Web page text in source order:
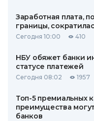
Заработная плата,
границы,
Сегодня 10:00 410
НБУ обяжет банки
статусе платежей
Сегодня 08:02 1957
Топ-5 премиальных
преимущества
банков